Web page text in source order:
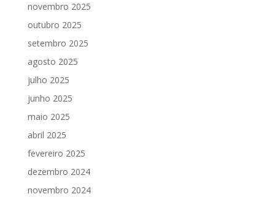
novembro 2025
outubro 2025
setembro 2025
agosto 2025
julho 2025
junho 2025
maio 2025
abril 2025
fevereiro 2025
dezembro 2024
novembro 2024